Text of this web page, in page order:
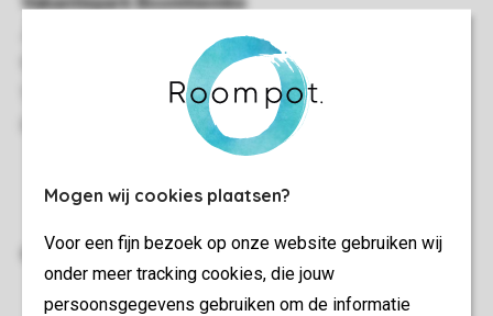
Mogen wij cookies plaatsen?
Voor een fijn bezoek op onze website gebruiken wij
onder meer tracking cookies, die jouw
persoonsgegevens gebruiken om de informatie